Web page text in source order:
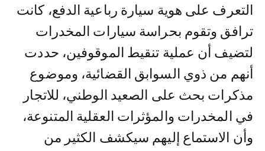
التعرف على هوية سيارة رباعية الدفع، كانت
ترافق وتقوم بحراسة سيارات المخدرات
لتضيف أن عملية تنقيط الموقوفين، حددت
أنهم من ذوي السوابق القضائية، وموضوع
مذكرات بحث على الصعيد الوطني، للاتجار
في المخدرات والمؤثرات العقلية المتنوعة،
وأن الاستماع إليهم سيكشف الكثير من